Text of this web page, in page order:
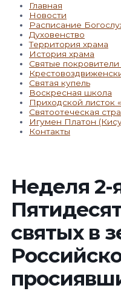
Главная
Новости
Расписание
Духовенство
Территория храма
История храма
Святые покровители
Святая купель
Воскресная школа
Приходской
Святоотеческая
Игумен Платон
Контакты
Неделя 2-
святых в